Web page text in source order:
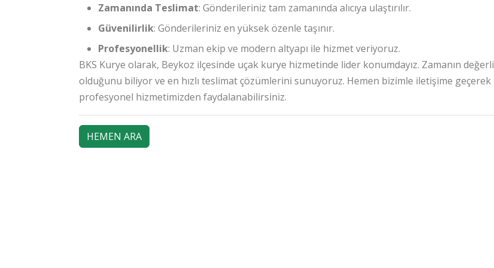
Zamanında Teslimat: Gönderileriniz tam zamanında alıcıya ulaştırılır.
Güvenilirlik: Gönderileriniz en yüksek özenle taşınır.
Profesyonellik: Uzman ekip ve modern altyapı ile hizmet veriyoruz.
BKS Kurye olarak, Beykoz ilçesinde uçak kurye hizmetinde lider konumdayız. Zamanın değerli
olduğunu biliyor ve en hızlı teslimat çözümlerini sunuyoruz. Hemen bizimle iletişime geçerek
profesyonel hizmetimizden faydalanabilirsiniz.
HEMEN ARA